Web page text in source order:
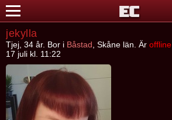
jekylla
Tjej, 34 år. Bor i Båstad , Skåne län. Är offline
17 juli kl. 11:22